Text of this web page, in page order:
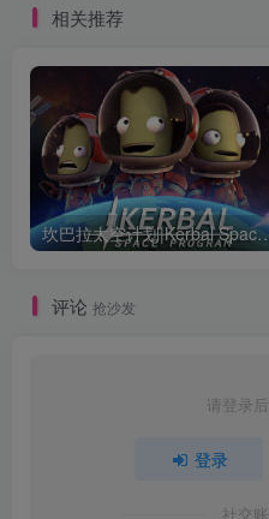
相关推荐
坎巴拉太空计划|Kerbal Space
评论 抢沙发
请登录
登录
社交